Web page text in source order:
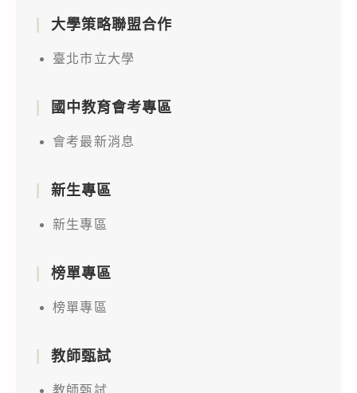
大學策略聯盟合作
臺北市立大學
國中教育會考專區
會考最新消息
新生專區
新生專區
榜單專區
榜單專區
教師甄試
教師甄試